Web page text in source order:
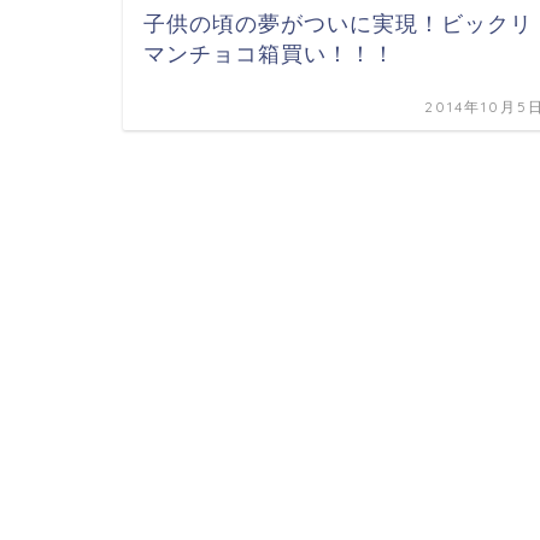
子供の頃の夢がついに実現！ビックリ
マンチョコ箱買い！！！
2014年10月5